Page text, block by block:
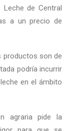
de Central
a un precio de
productos son de
podría incurrir
en el ámbito
agraria pide la